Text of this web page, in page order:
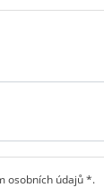
osobních údajů *.